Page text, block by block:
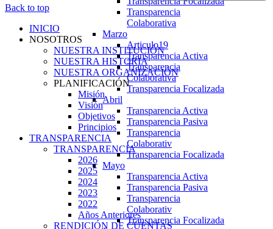
Transparencia
Colaborativa
Marzo
Articulo19
Transparencia Activa
Transparencia
Colaborativa
Transparencia Focalizada
Abril
Transparencia Activa
Transparencia Pasiva
Transparencia
Colaborativ
Transparencia Focalizada
Mayo
Transparencia Activa
Transparencia Pasiva
Transparencia
Colaborativ
Transparencia Focalizada
Back to top
INICIO
NOSOTROS
NUESTRA INSTITUCIÓN
NUESTRA HISTORIA
NUESTRA ORGANIZACIÓN
PLANIFICACIÓN
Misión
Visión
Objetivos
Principios
TRANSPARENCIA
TRANSPARENCIA
2026
2025
2024
2023
2022
Años Anteriores
RENDICIÓN DE CUENTAS